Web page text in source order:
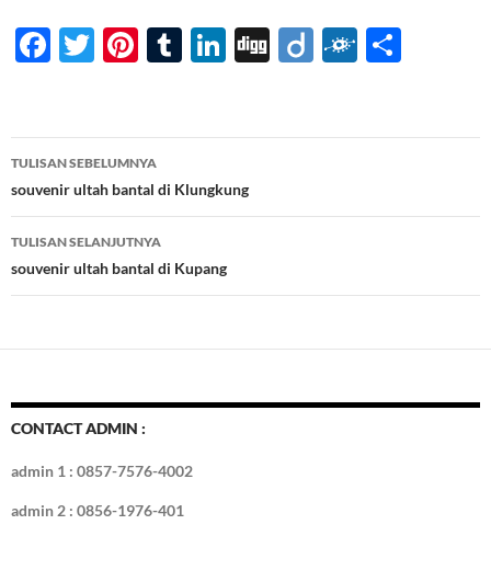
F
b
o
o
k
T
er
Pi
es
t
T
bl
r
Li
e
dI
n
Di Di F
d e
Navigasi
Tulisan
TULISAN SEBELUMNYA
souvenir ultah bantal di Klungkung
TULISAN SELANJUTNYA
souvenir ultah bantal di Kupang
CONTACT ADMIN :
admin 1 : 0857-7576-4002
admin 2 : 0856-1976-401